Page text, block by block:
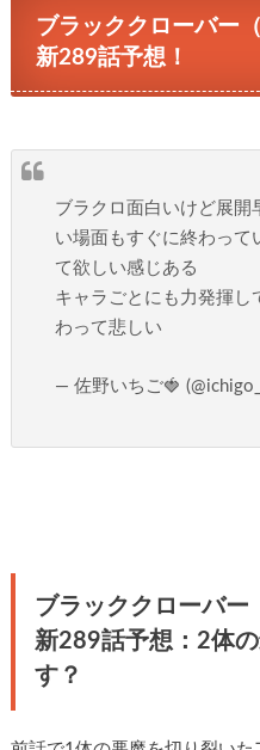
ブラッククローバー
新289話予想！
ブラクロ面白いけど展開
い場面もすぐに終わって
て欲しい感じある
キャラごとにも力発揮し
わって悲しい
— 佐野いちご🍓
ブラッククローバー
新289話予想：2体
す？